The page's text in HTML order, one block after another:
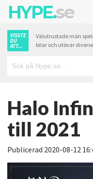
HYPE.se
VISSTE
DU
ATT...
Välutrustade män
bilar och utövar
Halo
till 2021
Publicerad 2020-08-12